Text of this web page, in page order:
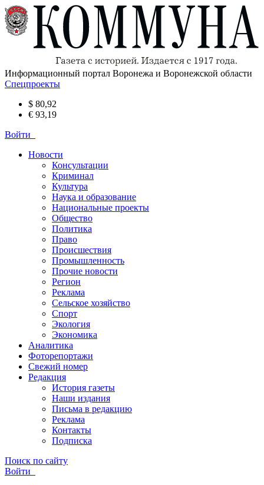
Информационный портал Воронежа и Воронежской области
Спецпроекты
$ 80,92
€ 93,19
Войти
Новости
Консультации
Криминал
Культура
Наука и образование
Национальные проекты
Общество
Политика
Право
Происшествия
Промышленность
Прочие новости
Регион
Реклама
Сельское хозяйство
Спорт
Экология
Экономика
Аналитика
Фоторепортажи
Свежий номер
Редакция
История газеты
Наши издания
Письма в редакцию
Реклама
Контакты
Подписка
Поиск по сайту
Войти